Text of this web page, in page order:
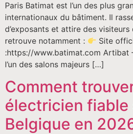
Paris Batimat est l’un des plus
internationaux du bâtiment. Il
d’exposants et attire des
retrouve notamment :
Site
:https://www.batimat.com Artibat
l’un des salons majeurs […]
Comment
électricien fiable
Belgique en